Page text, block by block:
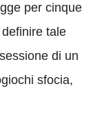
per cinque
tale
di un
sfocia,